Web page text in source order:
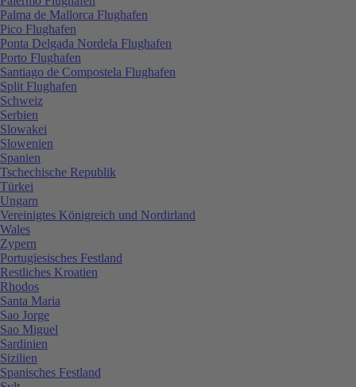
Palma de Mallorca Flughafen
Pico Flughafen
Ponta Delgada Nordela Flughafen
Porto Flughafen
Santiago de Compostela Flughafen
Split Flughafen
Schweiz
Serbien
Slowakei
Slowenien
Spanien
Tschechische Republik
Türkei
Ungarn
Vereinigtes Königreich und Nordirland
Wales
Zypern
Portugiesisches Festland
Restliches Kroatien
Rhodos
Santa Maria
Sao Jorge
Sao Miguel
Sardinien
Sizilien
Spanisches Festland